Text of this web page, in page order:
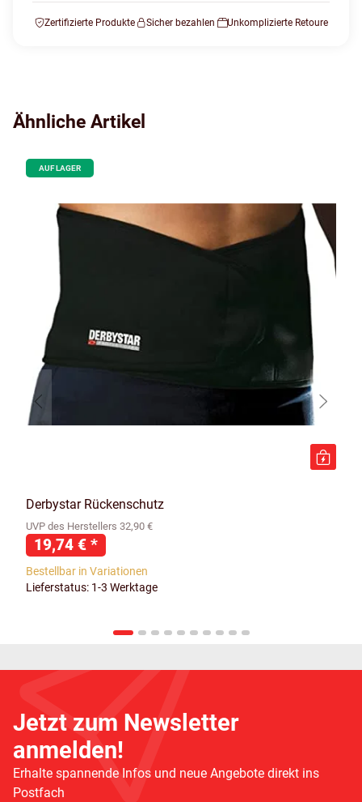
Zertifizierte Produkte Sicher bezahlen Unkomplizierte Retoure
Ähnliche Artikel
AUF LAGER
Derbystar Rückenschutz
UVP des Herstellers 32,90 €
19,74 € *
Bestellbar in Variationen
Lieferstatus: 1-3 Werktage
Jetzt zum Newsletter
anmelden!
Erhalte spannende Infos und neue Angebote direkt ins
Postfach